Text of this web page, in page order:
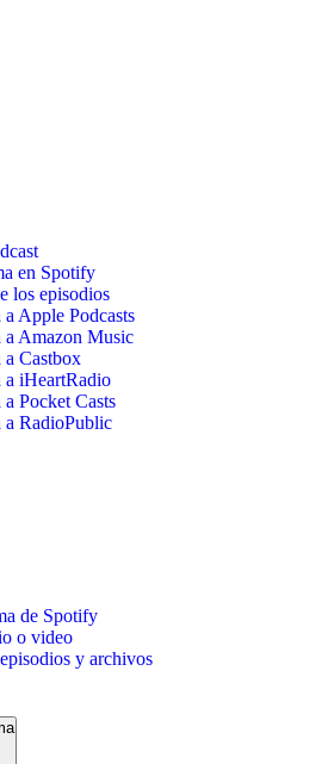
en Spotify
los episodios
Apple Podcasts
a Amazon Music
Castbox
a iHeartRadio
Pocket Casts
a RadioPublic
de Spotify
o video
y archivos